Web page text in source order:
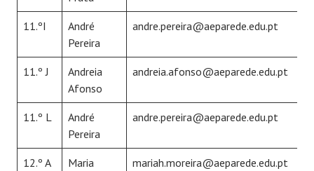
11.ºI
André
Pereira
andre.pereira@aeparede.edu.pt
11.º J
Andreia
Afonso
andreia.afonso@aeparede.edu.pt
11.º L
André
Pereira
andre.pereira@aeparede.edu.pt
12.º A
Maria
mariah.moreira@aeparede.edu.pt